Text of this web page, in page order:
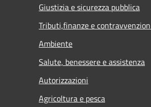
Giustizia e sicurezza pubblica
Tributi,finanze e
Ambiente
Salute, benessere e assistenza
Autorizzazioni
Agricoltura e pesca